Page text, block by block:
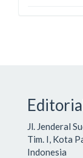
Jl. Jenderal
Tim. I, Kota
Indonesia